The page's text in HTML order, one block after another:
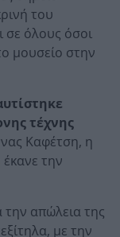
του
σε όλους όσοι
μουσείο στην
τέχνης
Καφέτση, η
την
απώλεια της
με την